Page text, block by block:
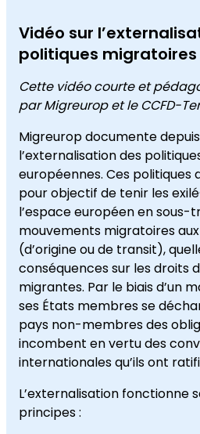
Vidéo sur
politiques
Cette vidéo courte et
par Migreurop et le CCFD-
Migreurop documente
l’externalisation des
européennes. Ces politiques
pour objectif de tenir les
l’espace européen en
mouvements migratoires
(d’origine ou de transit),
conséquences sur les droits
migrantes. Par le biais d’un
ses États membres se
pays non-membres des
incombent en vertu des
internationales qu’ils ont
L’externalisation fonctionne
principes :